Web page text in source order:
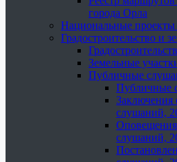
города Орла
Национальные
Градостроительство и
Земельные
Публичные
Публичные
Заключения
слушаний,
слушаний,